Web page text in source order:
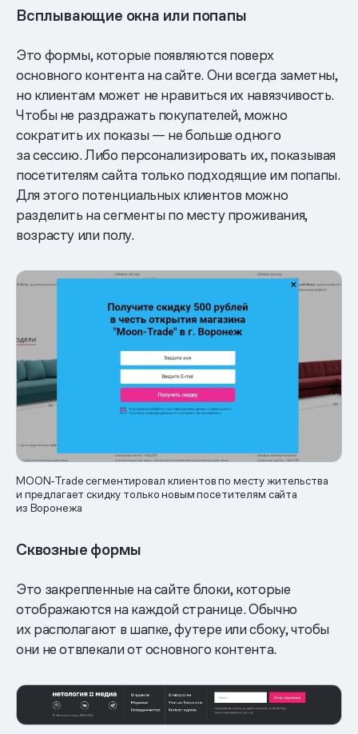
Всплывающие окна или попапы
Это формы, которые появляются поверх
основного контента на сайте. Они всегда заметны,
но клиентам может не нравиться их навязчивость.
Чтобы не раздражать покупателей, можно
сократить их показы — не больше одного
за сессию. Либо персонализировать их, показывая
посетителям сайта только подходящие им попапы.
Для этого потенциальных клиентов можно
разделить на сегменты по месту проживания,
возрасту или полу.
MOON-Trade сегментировал клиентов по месту жительства
и предлагает скидку только новым посетителям сайта
из Воронежа
Сквозные формы
Это закрепленные на сайте блоки, которые
отображаются на каждой странице. Обычно
их располагают в шапке, футере или сбоку, чтобы
они не отвлекали от основного контента.